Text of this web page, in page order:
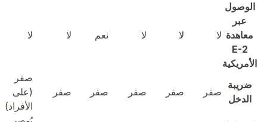
الوصول
عبر
معاهدة
E-2
الأمريكية
لا نعم
ضريبة
الدخل
صفر صفر صفر صفر صفر
صفر
(على
الأفراد)